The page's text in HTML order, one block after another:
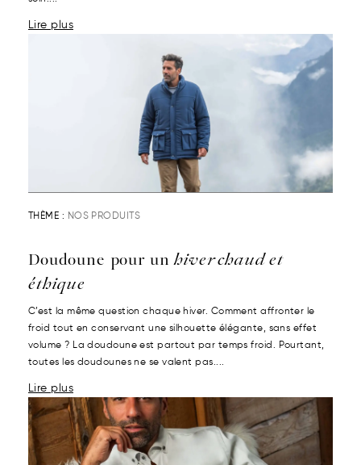
Lire plus
THÈME : NOS PRODUITS
Doudoune pour unhiver chaud et
éthique
C’est la même question chaque hiver. Comment affronter le
froid tout en conservant une silhouette élégante, sans effet
volume ? La doudoune est partout par temps froid. Pourtant,
toutes les doudounes ne se valent pas....
Lire plus